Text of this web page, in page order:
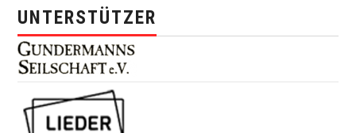
UNTERSTÜTZER